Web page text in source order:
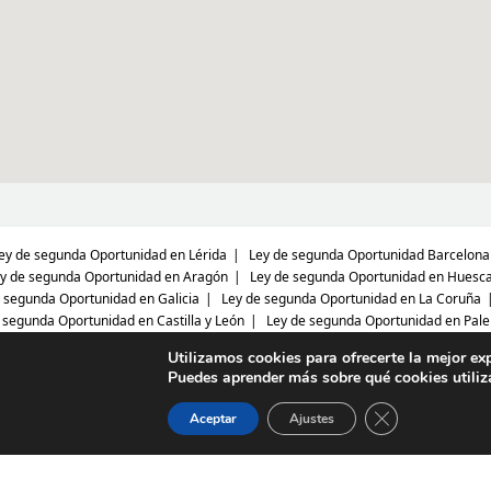
de segunda Oportunidad en Lérida
Ley de segunda Oportunidad Barcelona
de segunda Oportunidad en Aragón
Ley de segunda Oportunidad en
segunda Oportunidad en Galicia
Ley de segunda Oportunidad en La Coruña
Oportunidad en Castilla y León
Ley de segunda Oportunidad en
segunda Oportunidad en Extremadura
Ley de segunda Oportunidad en
de segunda Oportunidad en Almería
Ley de segunda Oportunidad en Cádiz
segunda Oportunidad en Huelva
Ley de segunda Oportunidad en Málaga
Oportunidad Castilla- La mancha
Ley de segunda Oportunidad en
en Toledo
Ley de segunda Oportunidad en Ciudad Real
Ley de segunda
Utilizamos cookies para ofrecerte la mejor
Puedes aprender más sobre qué cookies
Aceptar Ajustes Cerrar el